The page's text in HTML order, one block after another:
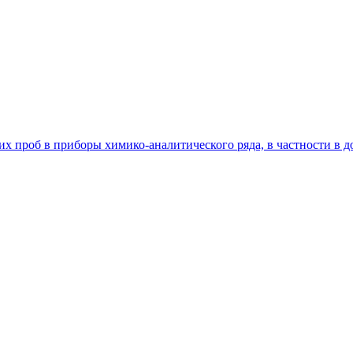
в приборы химико-аналитического ряда, в частности в